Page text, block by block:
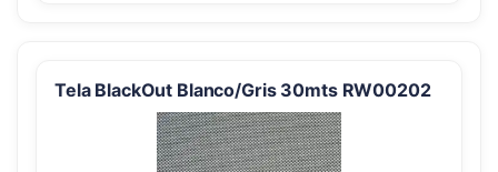
Tela BlackOut Blanco/Gris 30mts RW00202